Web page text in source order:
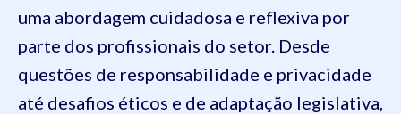
uma abordagem cuidadosa e reflexiva por
parte dos profissionais do setor. Desde
questões de responsabilidade e privacidade
até desafios éticos e de adaptação legislativa,